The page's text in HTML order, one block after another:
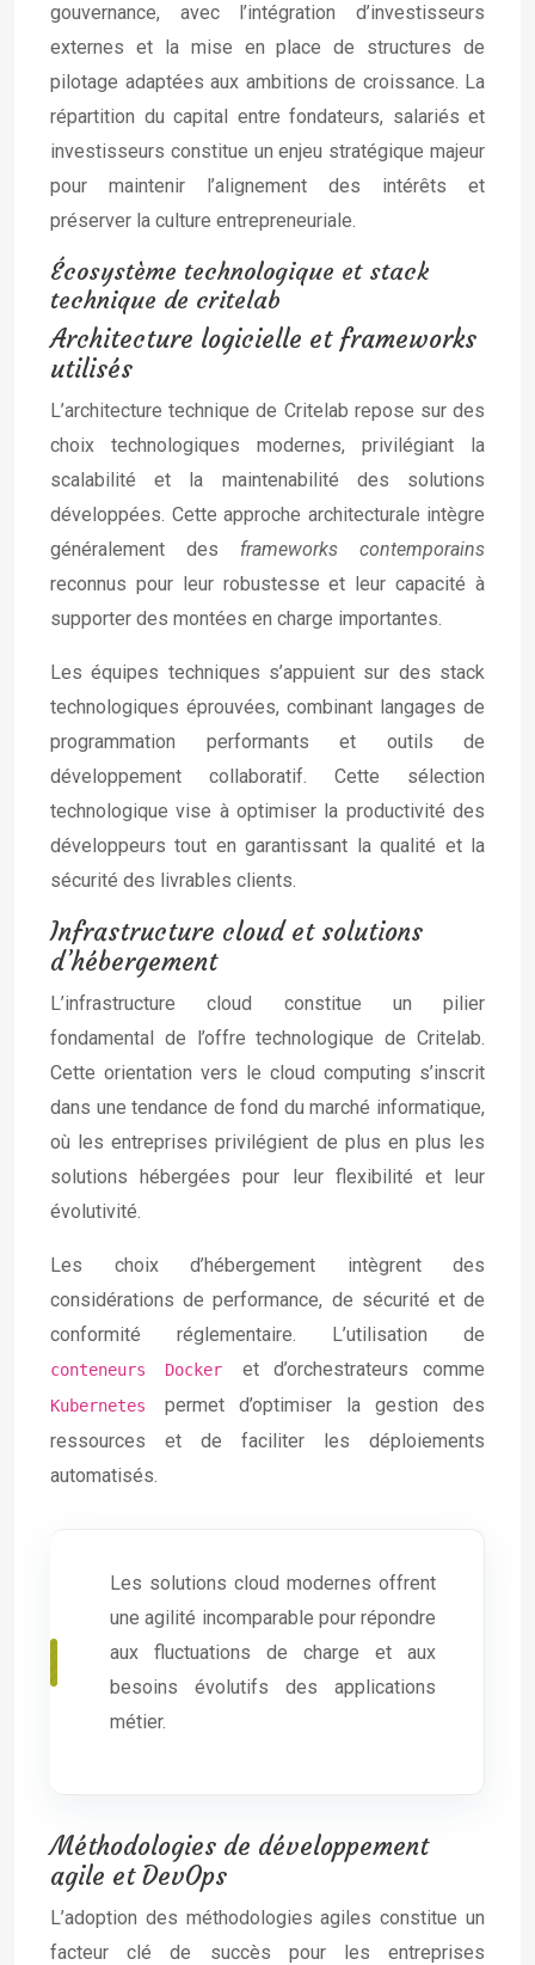
gouvernance, avec l’intégration d’investisseurs
externes et la mise en place de structures de
pilotage adaptées aux ambitions de croissance. La
répartition du capital entre fondateurs, salariés et
investisseurs constitue un enjeu stratégique majeur
pour maintenir l’alignement des intérêts et
préserver la culture entrepreneuriale.
Écosystème technologique et stack
technique de critelab
Architecture logicielle et frameworks
utilisés
L’architecture technique de Critelab repose sur des
choix technologiques modernes, privilégiant la
scalabilité et la maintenabilité des solutions
développées. Cette approche architecturale intègre
généralement des frameworks contemporains
reconnus pour leur robustesse et leur capacité à
supporter des montées en charge importantes.
Les équipes techniques s’appuient sur des stack
technologiques éprouvées, combinant langages de
programmation performants et outils de
développement collaboratif. Cette sélection
technologique vise à optimiser la productivité des
développeurs tout en garantissant la qualité et la
sécurité des livrables clients.
Infrastructure cloud et solutions
d’hébergement
L’infrastructure cloud constitue un pilier
fondamental de l’offre technologique de Critelab.
Cette orientation vers le cloud computing s’inscrit
dans une tendance de fond du marché informatique,
où les entreprises privilégient de plus en plus les
solutions hébergées pour leur flexibilité et leur
évolutivité.
Les choix d’hébergement intègrent des
considérations de performance, de sécurité et de
conformité réglementaire. L’utilisation de
conteneurs Docker et d’orchestrateurs comme
Kubernetes permet d’optimiser la gestion des
ressources et de faciliter les déploiements
automatisés.
Les solutions cloud modernes offrent
une agilité incomparable pour répondre
aux fluctuations de charge et aux
besoins évolutifs des applications
métier.
Méthodologies de développement
agile et DevOps
L’adoption des méthodologies agiles constitue un
facteur clé de succès pour les entreprises